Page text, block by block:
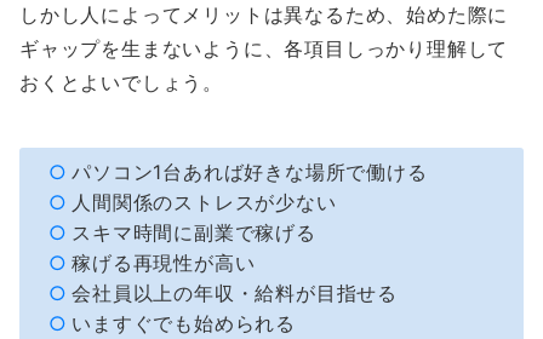
しかし人によってメリットは異なるため、始めた際に
ギャップを生まないように、各項目しっかり理解して
おくとよいでしょう。
パソコン1台あれば好きな場所で働ける
人間関係のストレスが少ない
スキマ時間に副業で稼げる
稼げる再現性が高い
会社員以上の年収・給料が目指せる
いますぐでも始められる